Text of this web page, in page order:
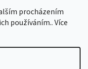
procházením
používáním.. Více